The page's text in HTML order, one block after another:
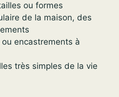
ou formes
de la maison, des
encastrements à
très simples de la vie